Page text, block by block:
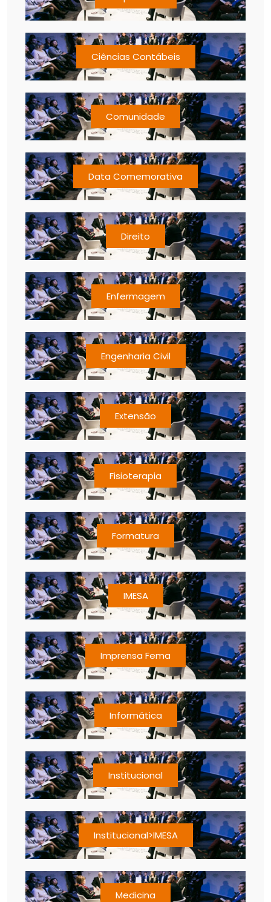
Ciências Contábeis
Comunidade
Data Comemorativa
Direito
Enfermagem
Engenharia Civil
Extensão
Fisioterapia
Formatura
IMESA
Imprensa Fema
Informática
Institucional
Institucional>IMESA
Medicina